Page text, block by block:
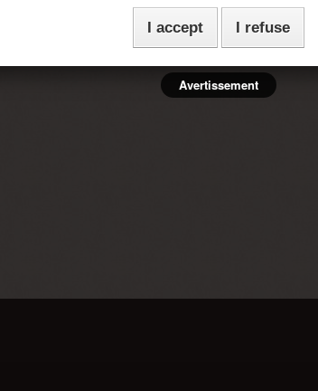
transport you to a world
I accept I refuse
Avertissement